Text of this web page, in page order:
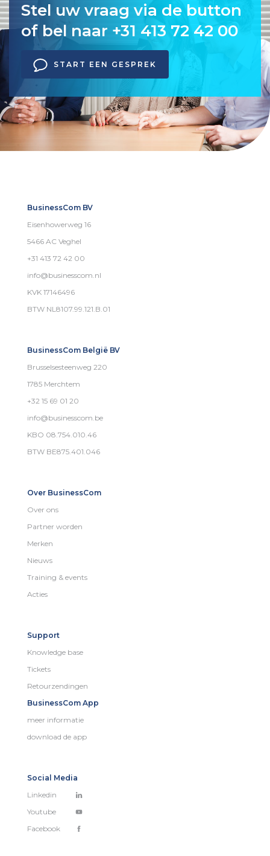
Stel uw vraag via de button
of bel naar +31 413 72 42 00
START EEN GESPREK
BusinessCom BV
Eisenhowerweg 16
5466 AC Veghel
+31 413 72 42 00
info@businesscom.nl
KVK 17146496
BTW NL8107.99.121.B.01
BusinessCom België BV
Brusselsesteenweg 220
1785 Merchtem
+32 15 69 01 20
info@businesscom.be
KBO 08.754.010.46
BTW BE875.401.046
Over BusinessCom
Over ons
Partner worden
Merken
Nieuws
Training & events
Acties
Support
Knowledge base
Tickets
Retourzendingen
BusinessCom App
meer informatie
download de app
Social Media
Linkedin
Youtube
Facebook